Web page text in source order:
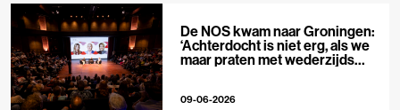
De NOS kwam naar Groningen:
‘Achterdocht is niet erg, als we
maar praten met wederzijds
09-06-2026